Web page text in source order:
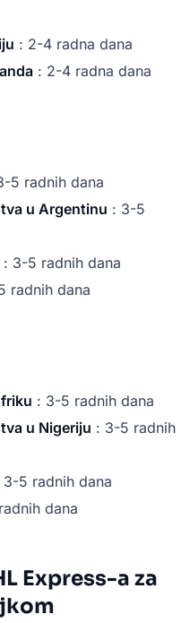
: 2-4 radna dana
: 2-4 radna dana
5 radnih dana
u Argentinu : 3-5
: 3-5 radnih dana
radnih dana
: 3-5 radnih dana
u Nigeriju : 3-5 radnih
3-5 radnih dana
dana
Express-a za